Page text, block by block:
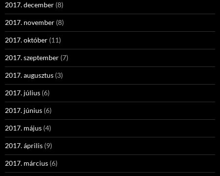
2017. december (8)
2017. november (8)
2017. október (11)
2017. szeptember (7)
2017. augusztus (3)
2017. július (6)
2017. június (6)
2017. május (4)
2017. április (9)
2017. március (6)